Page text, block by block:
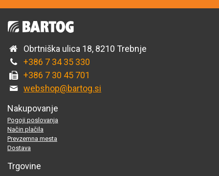
Obrtniška ulica 18, 8210 Trebnje
+386 7 34 35 330
+386 7 30 45 701
webshop@bartog.si
Nakupovanje
Pogoji poslovanja
Način plačila
Prevzemna mesta
Dostava
Trgovine